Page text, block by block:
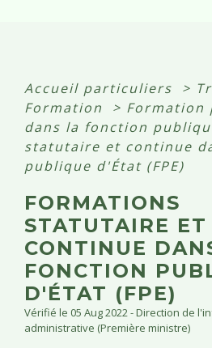
Accueil particuliers >
Formation
> Formation
dans la fonction
statutaire et continue
publique d'État (FPE)
FORMATIONS
STATUTAIRE ET
CONTINUE
FONCTION
D'ÉTAT (FPE)
Vérifié le 05 Aug 2022 - Direction de
administrative (Première ministre)